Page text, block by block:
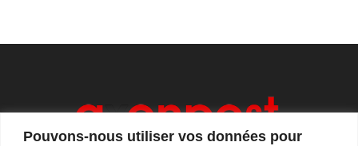
Pouvons-nous utiliser vos données pour